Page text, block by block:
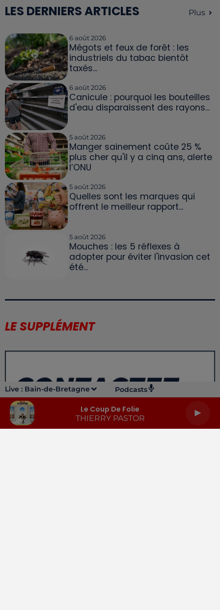
Live : Bain-de-Bretagne Podcasts
Le Coup De Folie
THIERRY PASTOR
LES DERNIERS ARTICLES Plus
6 août 2026
Mégots et feux de forêt : les
industriels du tabac bientôt
taxés...
6 août 2026
Canicule : pourquoi les bouteilles
d'eau disparaissent des rayons...
5 août 2026
Manger sainement coûte 25 %
plus cher qu'il y a cinq ans, alerte
l’ONU
5 août 2026
Quelles sont les marques qui
offrent le meilleur rapport...
5 août 2026
Mouches : les 5 réflexes à
adopter pour éviter l'invasion cet
été...
LE SUPPLÉMENT